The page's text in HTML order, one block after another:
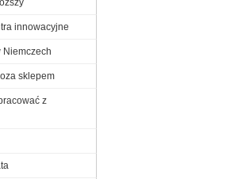
innowacyjne
Niemczech
sklepem
z